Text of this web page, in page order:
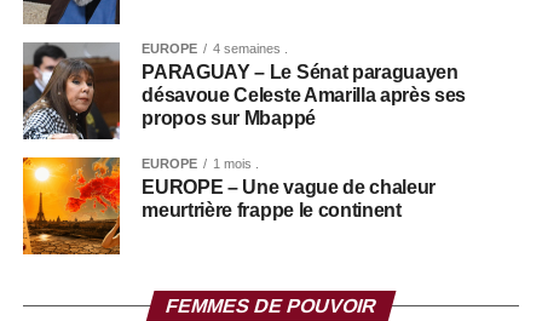
EUROPE 4 semaines .
PARAGUAY – Le Sénat paraguayen
désavoue Celeste Amarilla après ses
propos sur Mbappé
EUROPE 1 mois .
EUROPE – Une vague de chaleur
meurtrière frappe le continent
FEMMES DE POUVOIR